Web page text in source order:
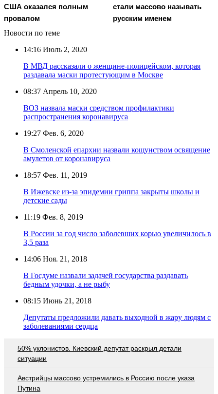
США оказался полным
провалом
стали массово называть
русским именем
Новости по теме
14:16 Июль 2, 2020
В МВД рассказали о женщине-полицейском, которая
раздавала маски протестующим в Москве
08:37 Апрель 10, 2020
ВОЗ назвала маски средством профилактики
распространения коронавируса
19:27 Фев. 6, 2020
В Смоленской епархии назвали кощунством освящение
амулетов от коронавируса
18:57 Фев. 11, 2019
В Ижевске из-за эпидемии гриппа закрыты школы и
детские сады
11:19 Фев. 8, 2019
В России за год число заболевших корью увеличилось в
3,5 раза
14:06 Ноя. 21, 2018
В Госдуме назвали задачей государства раздавать
бедным удочки, а не рыбу
08:15 Июнь 21, 2018
Депутаты предложили давать выходной в жару людям с
заболеваниями сердца
50% уклонистов. Киевский депутат раскрыл детали
ситуации
Австрийцы массово устремились в Россию после указа
Путина